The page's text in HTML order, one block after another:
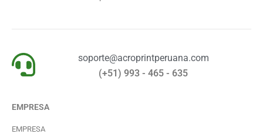
soporte@acroprintperuana.com
(+51) 993 - 465 - 635
EMPRESA
EMPRESA